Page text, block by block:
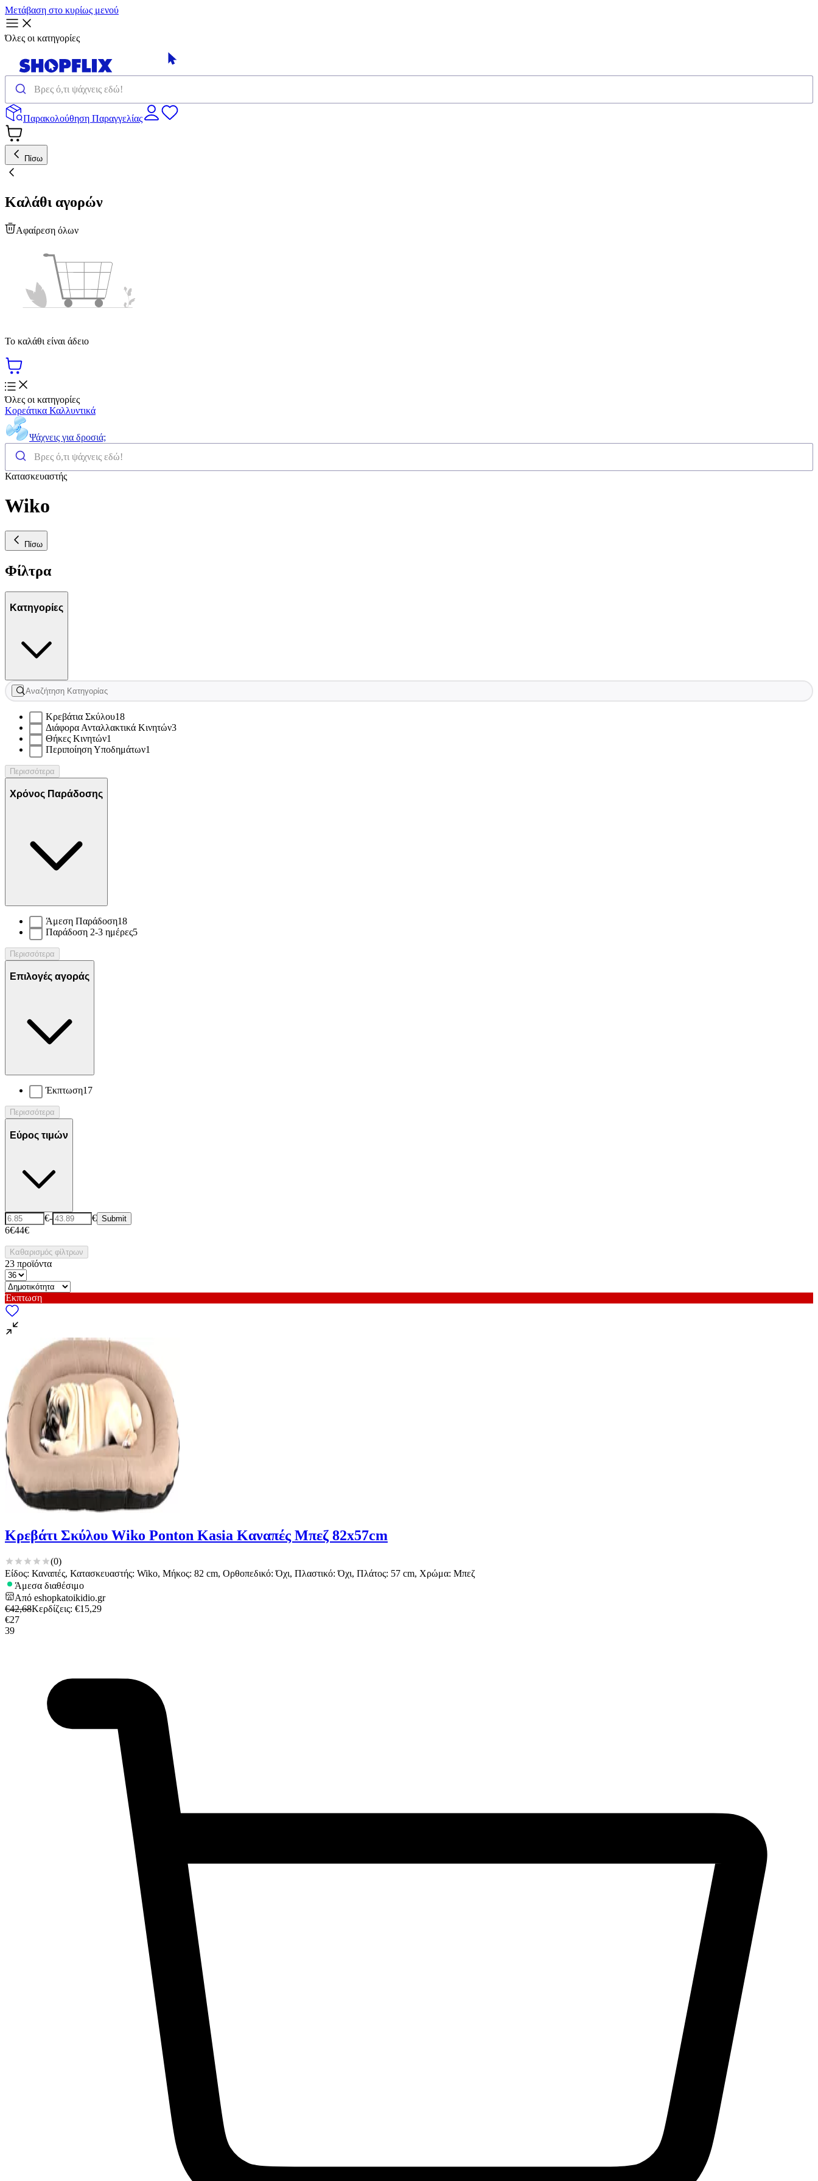
Μετάβαση στο κυρίως μενού
Όλες οι κατηγορίες
Παρακολούθηση Παραγγελίας
Πίσω
Καλάθι αγορών
Αφαίρεση όλων
Το καλάθι είναι άδειο
Όλες οι κατηγορίες
Κορεάτικα Καλλυντικά
Ψάχνεις για δροσιά;
Κατασκευαστής
Wiko
Πίσω
Φίλτρα
Κατηγορίες
Κρεβάτια Σκύλου18
Διάφορα Ανταλλακτικά Κινητών3
Θήκες Κινητών1
Περιποίηση Υποδημάτων1
Περισσότερα
Χρόνος Παράδοσης
Άμεση Παράδοση18
Παράδοση 2-3 ημέρες5
Περισσότερα
Επιλογές αγοράς
Έκπτωση17
Περισσότερα
Εύρος τιμών
€- € Submit
6€44€
Καθαρισμός φίλτρων
23 προϊόντα
Έκπτωση
Κρεβάτι Σκύλου Wiko Ponton Kasia Καναπές Μπεζ 82x57cm
(0)
Είδος: Καναπές, Κατασκευαστής: Wiko, Μήκος: 82 cm, Ορθοπεδικό: Όχι, Πλαστικό: Όχι, Πλάτος: 57 cm, Χρώμα: Μπεζ
Άμεσα διαθέσιμο
Από eshopkatoikidio.gr
€42,68Κερδίζεις: €15,29
€27
39